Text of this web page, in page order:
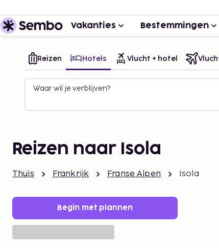
Vakanties Bestemmingen
Reizen Hotels Vlucht + hotel
Waar wil je verblijven?
Reizen naar Isola
Thuis Frankrijk Franse Alpen Isola
Begin met plannen